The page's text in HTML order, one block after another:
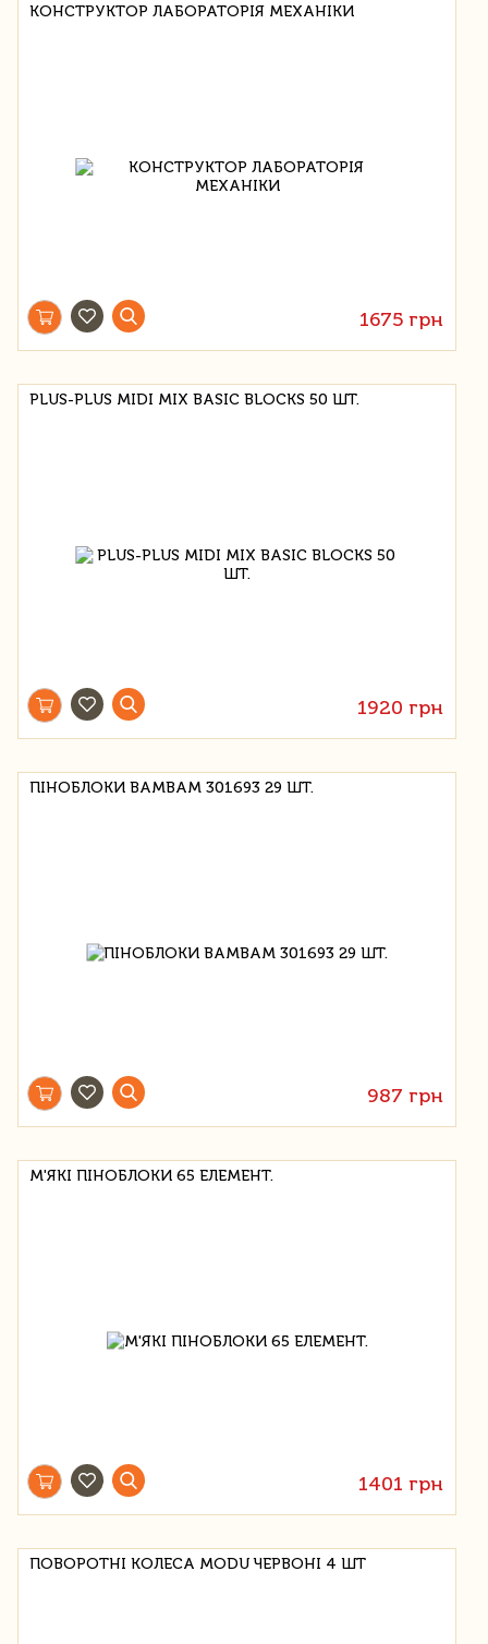
КОНСТРУКТОР ЛАБОРАТОРІЯ МЕХАНІКИ
1675 грн
PLUS-PLUS MIDI MIX BASIC BLOCKS 50 ШТ.
1920 грн
ПІНОБЛОКИ BAMBAM 301693 29 ШТ.
987 грн
М'ЯКІ ПІНОБЛОКИ 65 ЕЛЕМЕНТ.
1401 грн
ПОВОРОТНІ КОЛЕСА MODU ЧЕРВОНІ 4 ШТ